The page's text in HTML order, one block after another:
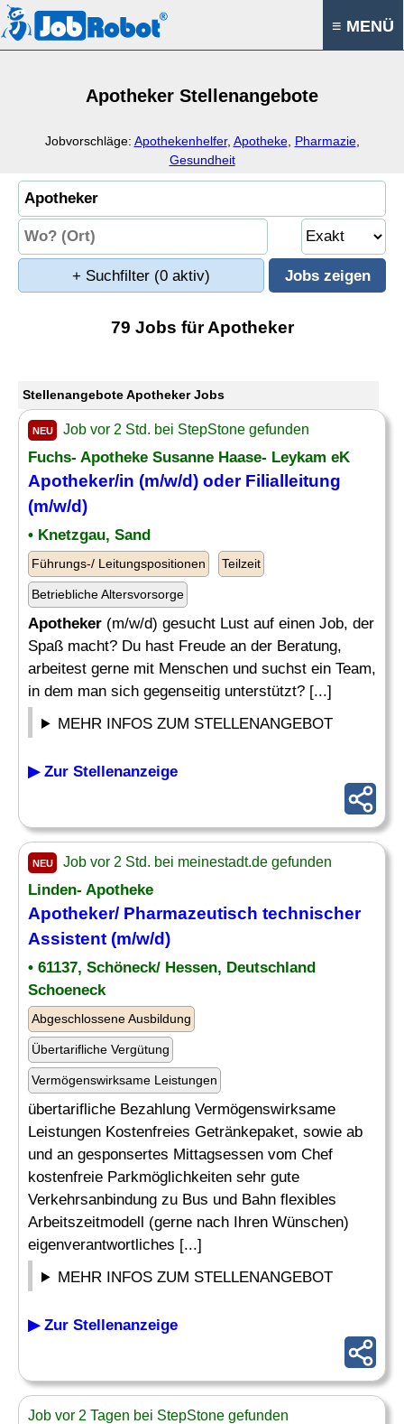
≡ MENÜ
Apotheker Stellenangebote
Jobvorschläge: Apothekenhelfer, Apotheke, Pharmazie,
Gesundheit
+ Suchfilter (0 aktiv)
79 Jobs für Apotheker
Stellenangebote Apotheker Jobs
NEU Job vor 2 Std. bei StepStone gefunden
Fuchs- Apotheke Susanne Haase- Leykam eK
Apotheker/in (m/w/d) oder Filialleitung
(m/w/d)
• Knetzgau, Sand
Führungs-/ Leitungspositionen Teilzeit
Betriebliche Altersvorsorge
Apotheker (m/w/d) gesucht Lust auf einen Job, der
Spaß macht? Du hast Freude an der Beratung,
arbeitest gerne mit Menschen und suchst ein Team,
in dem man sich gegenseitig unterstützt? [...]
MEHR INFOS ZUM STELLENANGEBOT
▶ Zur Stellenanzeige
NEU Job vor 2 Std. bei meinestadt.de gefunden
Linden- Apotheke
Apotheker/ Pharmazeutisch technischer
Assistent (m/w/d)
• 61137, Schöneck/ Hessen, Deutschland
Schoeneck
Abgeschlossene Ausbildung
Übertarifliche Vergütung
Vermögenswirksame Leistungen
übertarifliche Bezahlung Vermögenswirksame
Leistungen Kostenfreies Getränkepaket, sowie ab
und an gesponsertes Mittagsessen vom Chef
kostenfreie Parkmöglichkeiten sehr gute
Verkehrsanbindung zu Bus und Bahn flexibles
Arbeitszeitmodell (gerne nach Ihren Wünschen)
eigenverantwortliches [...]
MEHR INFOS ZUM STELLENANGEBOT
▶ Zur Stellenanzeige
Job vor 2 Tagen bei StepStone gefunden